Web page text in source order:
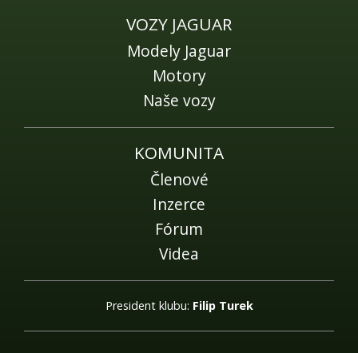
VOZY JAGUAR
Modely Jaguar
Motory
Naše vozy
KOMUNITA
Členové
Inzerce
Fórum
Videa
President klubu: Filip Turek